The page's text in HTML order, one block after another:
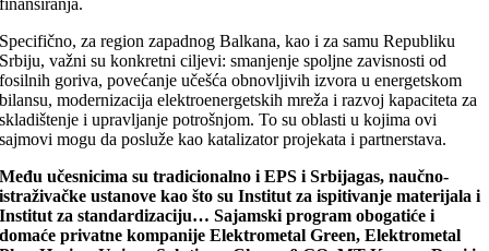
Specifično, za region zapadnog Balkana, kao i za samu Republiku
Srbiju, važni su konkretni ciljevi: smanjenje spoljne zavisnosti od
fosilnih goriva, povećanje učešća obnovljivih izvora u energetskom
bilansu, modernizacija elektroenergetskih mreža i razvoj kapaciteta za
skladištenje i upravljanje potrošnjom. To su oblasti u kojima ovi
sajmovi mogu da posluže kao katalizator projekata i partnerstava.
Među učesnicima su tradicionalno i EPS i Srbijagas, naučno-
istraživačke ustanove kao što su Institut za ispitivanje materijala i
Institut za standardizaciju… Sajamski program obogatiće i
domaće privatne kompanijeElektrometal Green, Elektrometal